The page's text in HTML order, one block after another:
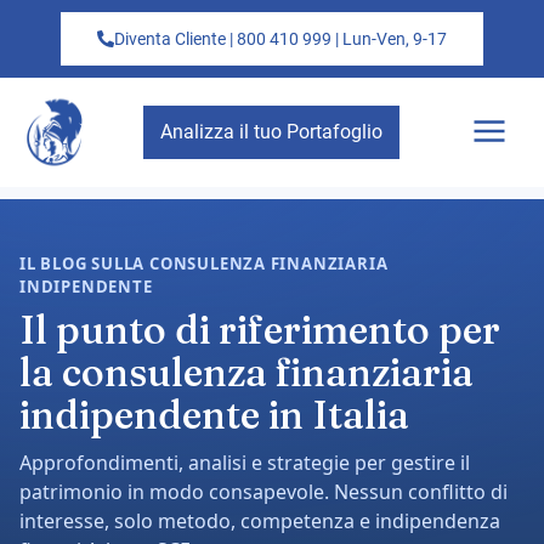
Diventa Cliente | 800 410 999 | Lun-Ven, 9-17
Analizza il tuo Portafoglio
IL BLOG SULLA CONSULENZA FINANZIARIA
INDIPENDENTE
Il punto di riferimento per
la consulenza finanziaria
indipendente in Italia
Approfondimenti, analisi e strategie per gestire il
patrimonio in modo consapevole. Nessun conflitto di
interesse, solo metodo, competenza e indipendenza